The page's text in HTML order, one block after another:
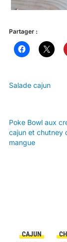
Partager :
Salade cajun
Poke Bowl aux
cajun et chutney
mangue
CAJUN